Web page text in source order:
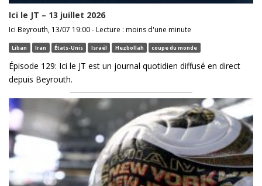
Ici le JT – 13 juillet 2026
Ici Beyrouth, 13/07 19:00 - Lecture : moins d'une minute
Liban Iran États-Unis Israël Hezbollah coupe du monde
Épisode 129: Ici le JT est un journal quotidien diffusé en direct
depuis Beyrouth.